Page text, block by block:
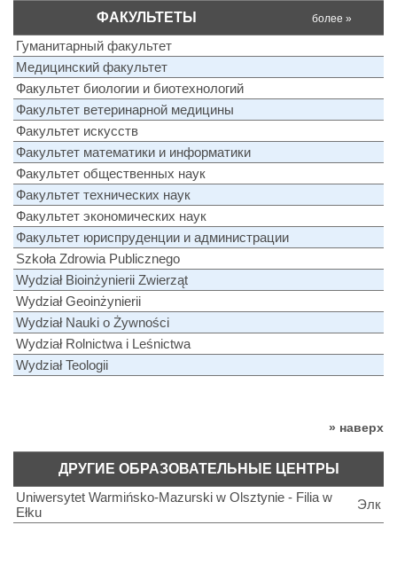
ФАКУЛЬТЕТЫ более »
Гуманитарный факультет
Медицинский факультет
Факультет биологии и биотехнологий
Факультет ветеринарной медицины
Факультет искусств
Факультет математики и информатики
Факультет общественных наук
Факультет технических наук
Факультет экономических наук
Факультет юриспруденции и администрации
Szkoła Zdrowia Publicznego
Wydział Bioinżynierii Zwierząt
Wydział Geoinżynierii
Wydział Nauki o Żywności
Wydział Rolnictwa i Leśnictwa
Wydział Teologii
» наверх
ДРУГИЕ ОБРАЗОВАТЕЛЬНЫЕ ЦЕНТРЫ
Uniwersytet Warmińsko-Mazurski w Olsztynie - Filia w
Ełku
Элк